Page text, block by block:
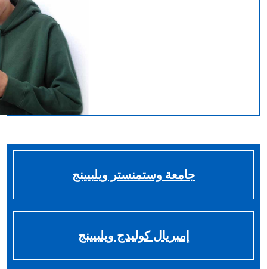
جامعة وستمنستر ويلبيينج
إمبريال كوليدج ويلبيينج